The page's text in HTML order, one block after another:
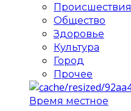
Происшествия
Общество
Здоровье
Культура
Город
Прочее
Время местное